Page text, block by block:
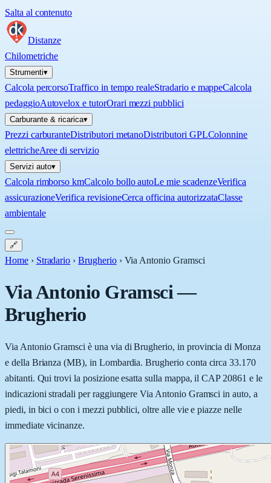
Salta al contenuto
Distanze
Chilometriche
Strumenti▾
Calcola percorsoTraffico in tempo realeStradario e mappeCalcola
pedaggioAutovelox e tutorOrari mezzi pubblici
Carburante & ricarica▾
Prezzi carburanteDistributori metanoDistributori GPLColonnine
elettricheAree di servizio
Servizi auto▾
Calcola rimborso kmCalcolo bollo autoLe mie scadenzeVerifica
assicurazioneVerifica revisioneCerca officina autorizzataClasse
ambientale
🔗
Home › Stradario › Brugherio › Via Antonio Gramsci
Via Antonio Gramsci—
Brugherio
Via Antonio Gramsci è una via di Brugherio, in provincia di Monza
e della Brianza (MB), in Lombardia. Brugherio conta circa 33.170
abitanti. Qui trovi la posizione esatta sulla mappa, il CAP 20861 e le
indicazioni stradali per raggiungere Via Antonio Gramsci in auto, a
piedi, in bici o con i mezzi pubblici, oltre alle vie e piazze nelle
immediate vicinanze.